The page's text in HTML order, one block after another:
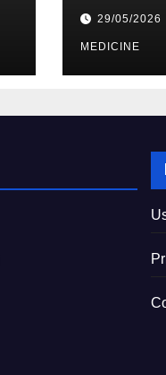
tipovi
29/05/2026
MEDICINE